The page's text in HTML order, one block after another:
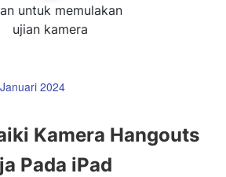
untuk memulakan
ujian kamera
2024
Kamera Hangouts
Pada iPad